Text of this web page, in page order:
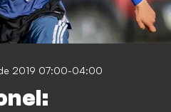
2019 07:00-04:00